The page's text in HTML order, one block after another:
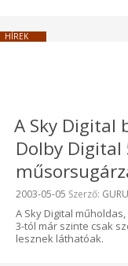
HÍREK
A Sky Digital
Dolby Digital
Beküldve:
2003-05-05 Szerző: GURU
A Sky Digital
3-tól már szinte csak
lesznek láthatóak.